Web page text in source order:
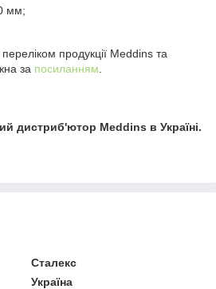
мм;
продукції Meddins та
за посиланням.
дистриб'ютор Meddins в Україні.
Сталекс
Україна